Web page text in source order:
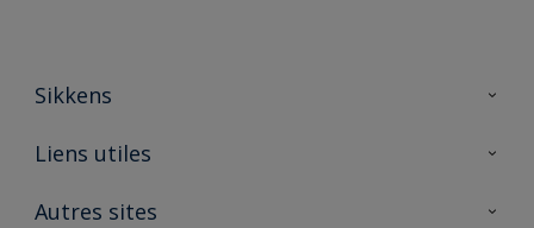
Sikkens
A propos de Sikkens
Liens utiles
Ouvrir un magasin PASS
Autres sites